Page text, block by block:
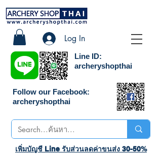
Line ID:
archeryshopthai
Log In
Follow our Facebook:
archeryshopthai
เพิ่มบัญชี Line รับส่วนลดค่าขนส่ง 30-50%